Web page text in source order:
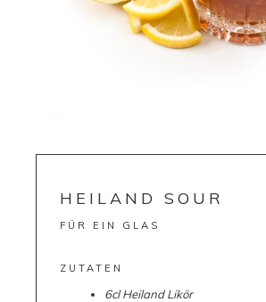
HEILAND SOUR
FÜR EIN GLAS
ZUTATEN
6cl Heiland Likör